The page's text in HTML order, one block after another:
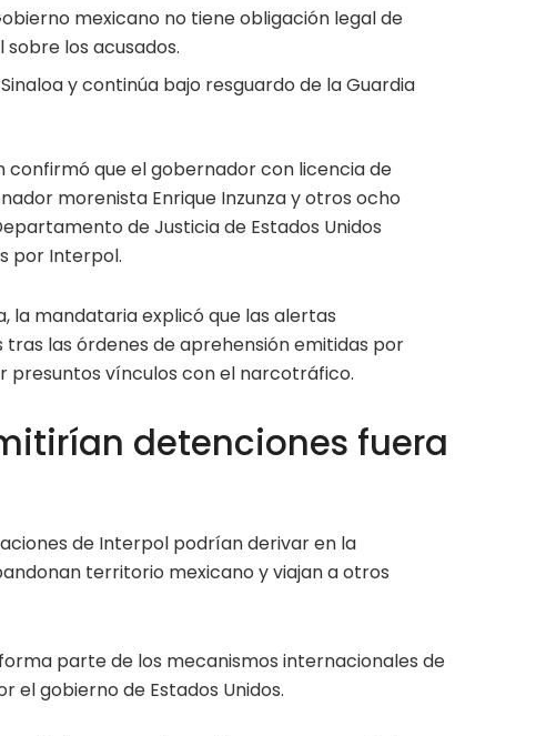
mexicano no tiene obligación legal de
los acusados.
y continúa bajo resguardo de la Guardia
confirmó que el gobernador con licencia de
morenista Enrique Inzunza y otros ocho
de Justicia de Estados Unidos
por Interpol.
la mandataria explicó que las alertas
las órdenes de aprehensión emitidas por
presuntos vínculos con el narcotráfico.
detenciones fuera
de Interpol podrían derivar en la
territorio mexicano y viajan a otros
parte de los mecanismos internacionales de
el gobierno de Estados Unidos.